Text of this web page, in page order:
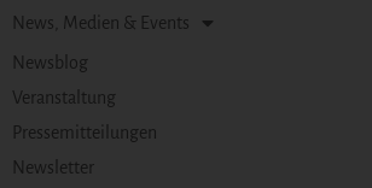
News, Medien & Events
Newsblog
Veranstaltung
Pressemitteilungen
Newsletter